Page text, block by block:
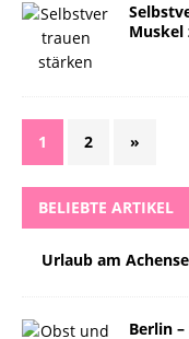
Muskel
1 2 »
BELIEBTE ARTIKEL
Urlaub am
Berlin